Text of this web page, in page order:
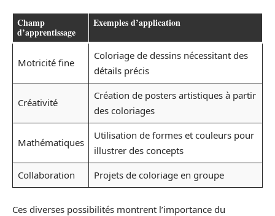
Champ
d’apprentissage
Exemples d’application
Motricité fine
Coloriage de dessins nécessitant des
détails précis
Créativité
Création de posters artistiques à partir
des coloriages
Mathématiques
Utilisation de formes et couleurs pour
illustrer des concepts
Collaboration
Projets de coloriage en groupe
Ces diverses possibilités montrent l’importance du